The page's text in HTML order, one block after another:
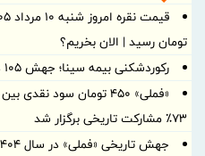
تومان رسید | الان بخریم؟
رکوردشکنی بیمه سینا؛ جهش 105 درصدی درآمد در بهار 1405
«فملی» ۴۵۰ تومان سود
۷۳٪ مشارکت تاریخی برگزار شد
جهش تاریخی «فملی» در سال ۱۴۰۴؛ سود خالص به ۱۵۰ همت رسید